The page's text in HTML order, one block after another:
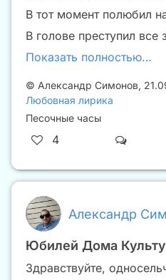
В тот момент полюбил
В голове преступил все
Показать полностью…
© Александр Симонов,
Любовная лирика
Песочные часы
4
Александр
Юбилей Дома
Здравствуйте,